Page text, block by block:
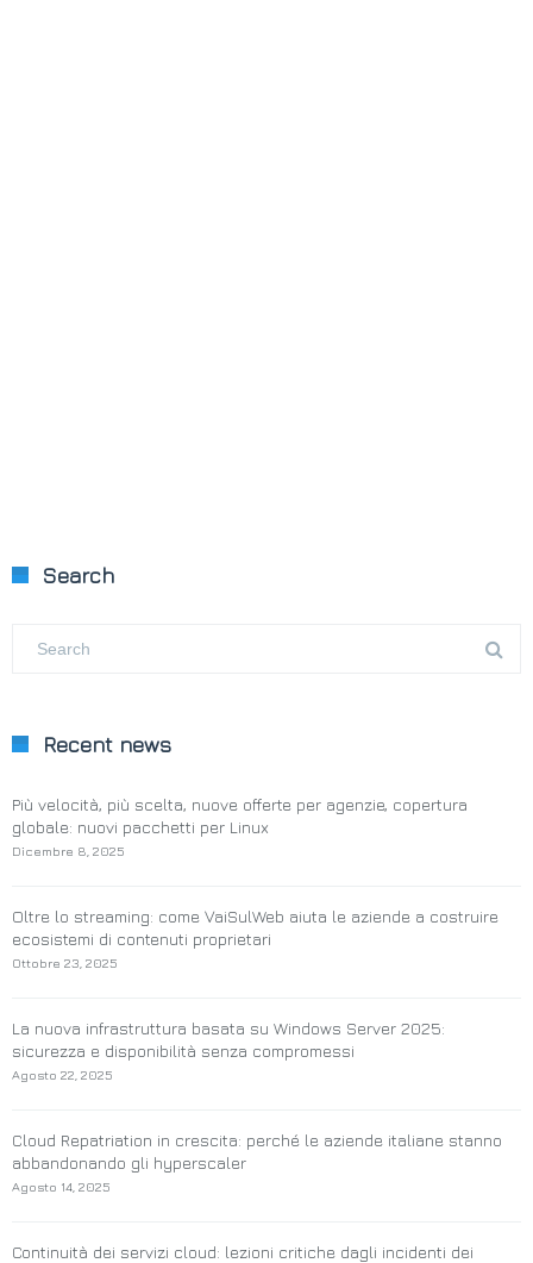
Search
Recent news
Più velocità, più scelta, nuove offerte per agenzie, copertura
globale: nuovi pacchetti per Linux
Dicembre 8, 2025
Oltre lo streaming: come VaiSulWeb aiuta le aziende a costruire
ecosistemi di contenuti proprietari
Ottobre 23, 2025
La nuova infrastruttura basata su Windows Server 2025:
sicurezza e disponibilità senza compromessi
Agosto 22, 2025
Cloud Repatriation in crescita: perché le aziende italiane stanno
abbandonando gli hyperscaler
Agosto 14, 2025
Continuità dei servizi cloud: lezioni critiche dagli incidenti dei